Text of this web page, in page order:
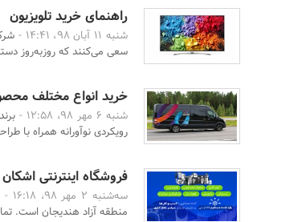
سازمان‌ها
روابط
عمومی‌ها
راهنمای خرید تلویزیون
شنبه 11 آبان 98، 14:41 -
سعی می‌کنند که روزبه‌روز
خرید انواع مختلف
شنبه 6 مهر 98، 12:58 -
رویکردی نوآورانه همراه با
فروشگاه اینترنتی
سه‌شنبه 2 مهر 98، 16:18 -
منطقه آزاد هندیجان است.